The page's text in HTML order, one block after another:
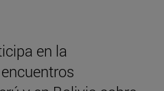
en la